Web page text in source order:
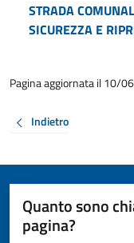
STRADA
SICUREZZA E
Pagina aggiornata il 10/
Indietro
Quanto sono
pagina?